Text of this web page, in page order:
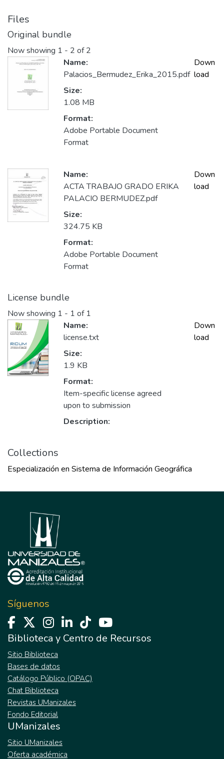
Files
Original bundle
Now showing 1 - 2 of 2
Name:
Palacios_Bermudez_Erika_2015.pdf
Size:
1.08 MB
Format:
Adobe Portable Document
Format
Down
load
Name:
ACTA TRABAJO GRADO ERIKA
PALACIO BERMUDEZ.pdf
Size:
324.75 KB
Format:
Adobe Portable Document
Format
Down
load
License bundle
Now showing 1 - 1 of 1
Name:
license.txt
Size:
1.9 KB
Format:
Item-specific license agreed
upon to submission
Description:
Down
load
Collections
Especialización en Sistema de Información Geográfica
Síguenos
Biblioteca y Centro de Recursos
Sitio Biblioteca
Bases de datos
Catálogo Público (OPAC)
Chat Biblioteca
Revistas UManizales
Fondo Editorial
UManizales
Sitio UManizales
Oferta académica